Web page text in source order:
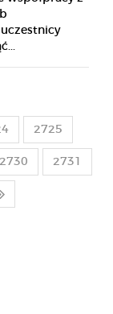
2725
2730 2731